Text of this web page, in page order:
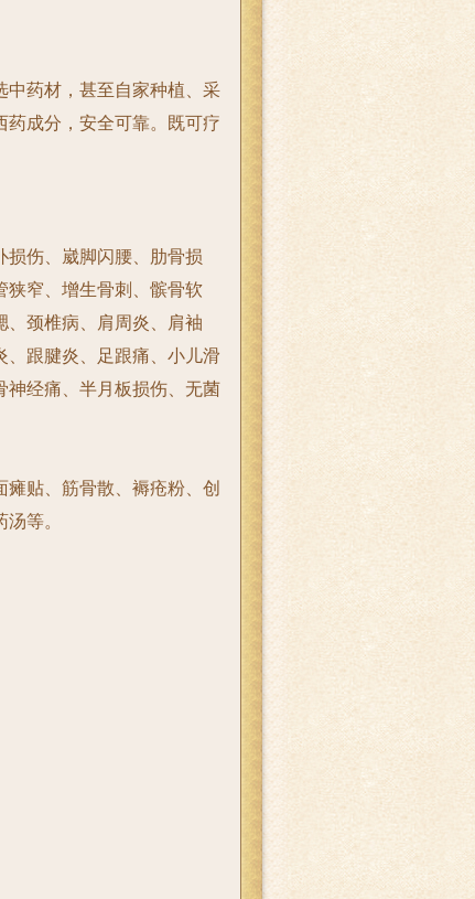
药材，甚至自家种植、采
药成分，安全可靠。既可疗
伤、崴脚闪腰、
肋骨损
狭窄、增生骨刺、髌骨软
、颈椎病、肩周炎、肩袖
、跟腱炎、足跟痛、小儿滑
神经痛、半月板损伤、无菌
贴、 筋骨散、褥疮粉、创
等。